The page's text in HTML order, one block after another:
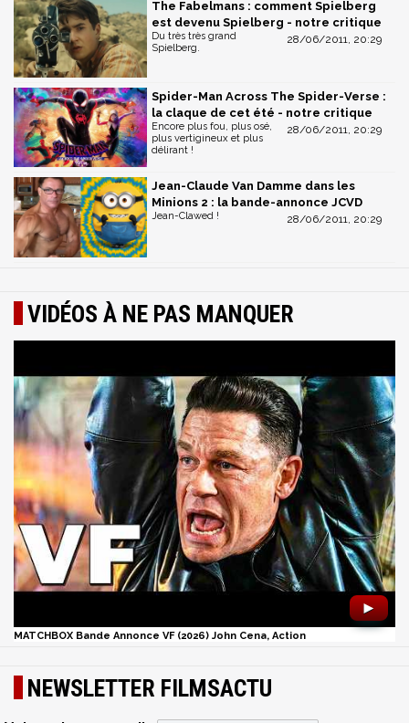
The Fabelmans : comment Spielberg
est devenu Spielberg - notre critique
28/06/2011, 20:29
Du très très grand
Spielberg.
Spider-Man Across The Spider-Verse :
la claque de cet été - notre critique
28/06/2011, 20:29
Encore plus fou, plus osé,
plus vertigineux et plus
délirant !
Jean-Claude Van Damme dans les
Minions 2 : la bande-annonce JCVD
28/06/2011, 20:29
Jean-Clawed !
VIDÉOS À NE PAS MANQUER
►
MATCHBOX Bande Annonce VF (2026) John Cena, Action
NEWSLETTER FILMSACTU